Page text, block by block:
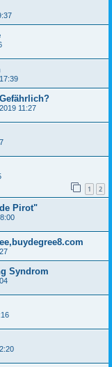
11:27
1 2
Pirot"
Syndrom